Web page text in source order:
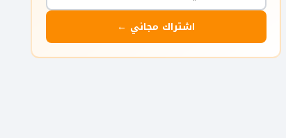
اشتراك مجاني ←